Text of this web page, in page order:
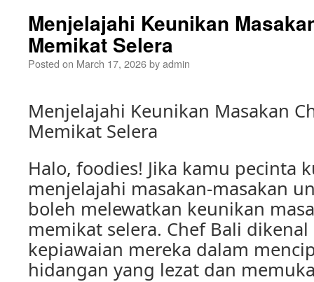
Menjelajahi Keunikan
Memikat Selera
Posted on March 17, 2026byadmin
Menjelajahi Keunikan Masakan
Memikat Selera
Halo, foodies! Jika kamu pecinta
menjelajahi masakan-masakan
boleh melewatkan keunikan
memikat selera. Chef Bali
kepiawaian mereka dalam
hidangan yang lezat dan